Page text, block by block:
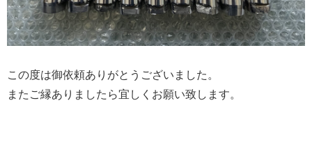
この度は御依頼ありがとうございました。
またご縁ありましたら宜しくお願い致します。